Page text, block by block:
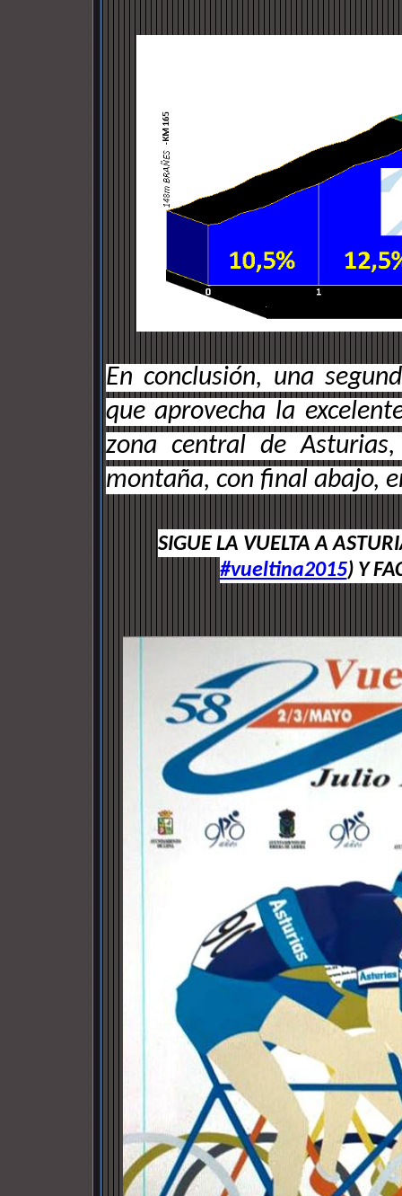
En conclusión, una
que aprovecha la
zona central de
montaña, con final abajo,
SIGUE LA VUELTA A
#vueltina2015) Y